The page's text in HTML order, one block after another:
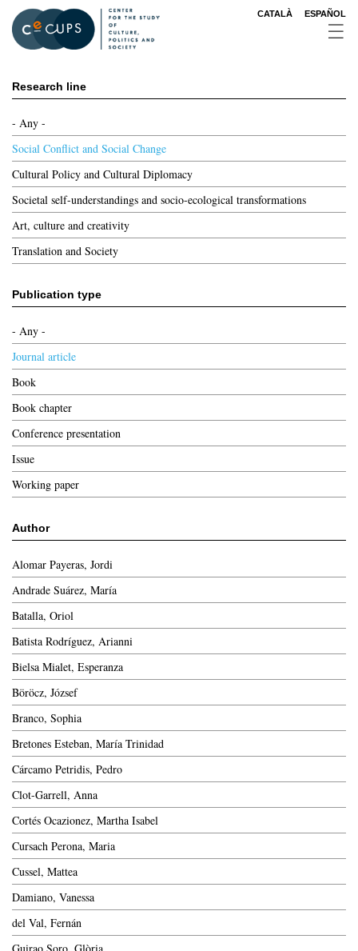
main
content
CATALÀ ESPAÑOL
Research line
- Any -
Social Conflict and Social Change
Cultural Policy and Cultural Diplomacy
Societal self-understandings and socio-ecological transformations
Art, culture and creativity
Translation and Society
Publication type
- Any -
Journal article
Book
Book chapter
Conference presentation
Issue
Working paper
Author
Alomar Payeras, Jordi
Andrade Suárez, María
Batalla, Oriol
Batista Rodríguez, Arianni
Bielsa Mialet, Esperanza
Böröcz, József
Branco, Sophia
Bretones Esteban, María Trinidad
Cárcamo Petridis, Pedro
Clot-Garrell, Anna
Cortés Ocazionez, Martha Isabel
Cursach Perona, Maria
Cussel, Mattea
Damiano, Vanessa
del Val, Fernán